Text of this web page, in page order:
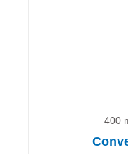
400